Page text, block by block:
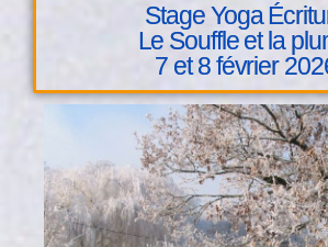
Stage Yoga
Le Souffle et la
7 et 8 février